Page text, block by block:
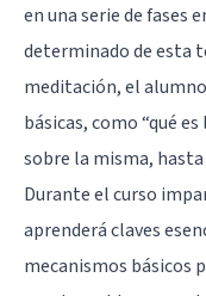
en una serie de fases
determinado de esta
meditación, el
básicas, como “qué
sobre la misma,
Durante el curso
aprenderá claves
mecanismos básicos